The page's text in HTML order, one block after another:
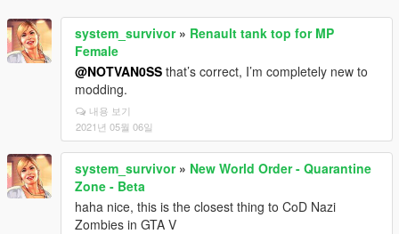
system_survivor» Renault tank top for MP
Female
@NOTVAN0SS that’s correct, I’m completely new to
modding.
내용 보기
2021년 05월 06일
system_survivor» New World Order - Quarantine
Zone - Beta
haha nice, this is the closest thing to CoD Nazi
Zombies in GTA V